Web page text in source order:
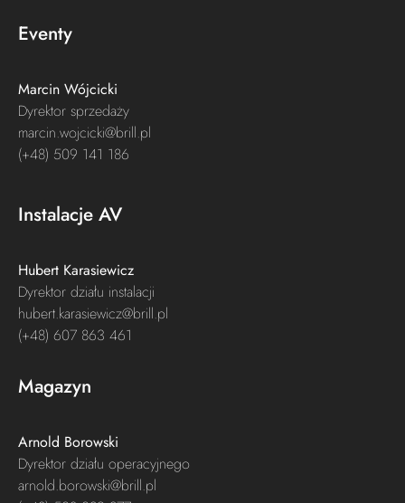
Eventy
Marcin Wójcicki
Dyrektor sprzedaży
marcin.wojcicki@brill.pl
(+48) 509 141 186
Instalacje AV
Hubert Karasiewicz
Dyrektor działu instalacji
hubert.karasiewicz@brill.pl
(+48) 607 863 461
Magazyn
Arnold Borowski
Dyrektor działu operacyjnego
arnold.borowski@brill.pl